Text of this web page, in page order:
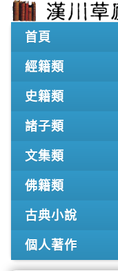
首頁
經籍類
史籍類
諸子類
文集類
佛籍類
古典小說
個人著作